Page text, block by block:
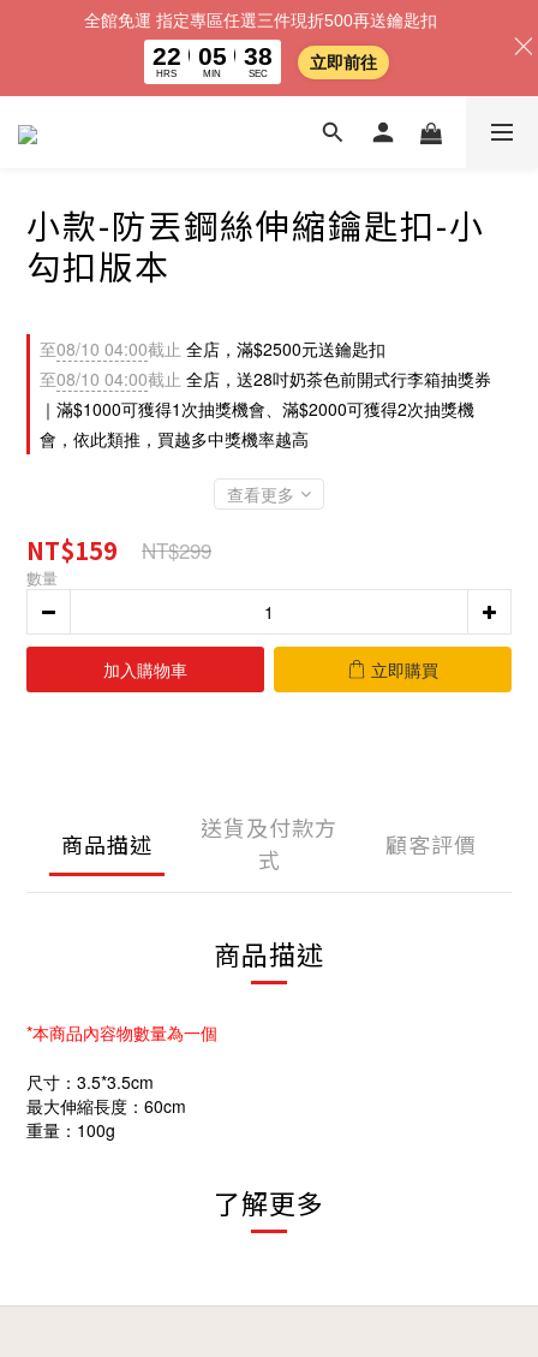
小款-防丟鋼絲伸縮鑰匙扣-小
勾扣版本
至08/10 04:00截止 全店，滿$2500元送鑰匙扣
至08/10 04:00截止 全店，送28吋奶茶色前開式行李箱抽獎券
｜滿$1000可獲得1次抽獎機會、滿$2000可獲得2次抽獎機
會，依此類推，買越多中獎機率越高
查看更多
NT$159 NT$299
數量
加入購物車 立即購買
商品描述
送貨及付款方
式
顧客評價
商品描述
*本商品內容物數量為一個
尺寸：3.5*3.5cm
最大伸縮長度：60cm
重量：100g
了解更多
全館免運 指定專區任選三件現折500再送鑰匙扣
22
HRS
05
MIN
38
SEC
立即前往